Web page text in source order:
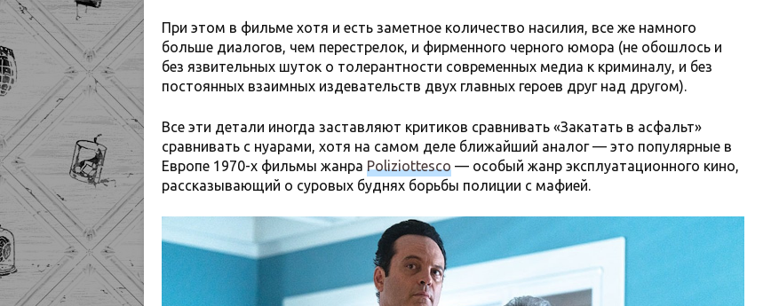
При этом в фильме хотя и есть заметное количество насилия, все же намного
больше диалогов, чем перестрелок, и фирменного черного юмора (не обошлось и
без язвительных шуток о толерантности современных медиа к криминалу, и без
постоянных взаимных издевательств двух главных героев друг над другом).
Все эти детали иногда заставляют критиков сравнивать «Закатать в асфальт»
сравнивать с нуарами, хотя на самом деле ближайший аналог — это популярные в
Европе 1970-х фильмы жанра Poliziottesco — особый жанр эксплуатационного кино,
рассказывающий о суровых буднях борьбы полиции с мафией.